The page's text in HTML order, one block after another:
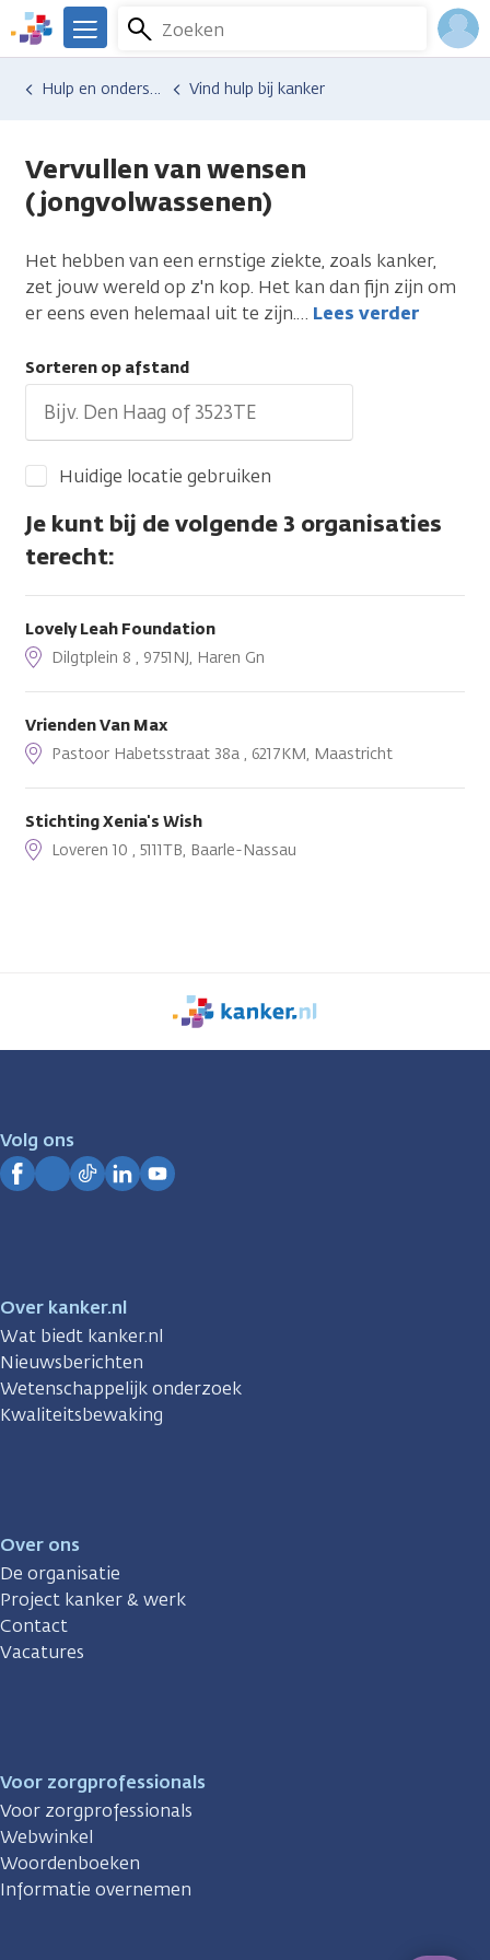
Overslaan
en
naar
We
er
Kanker.nl
Zoeken
Menu
Hulp en ondersteuning Vind hulp bij kanker
Vervullen van wensen
(jongvolwassenen)
Het hebben van een ernstige ziekte, zoals kanker,
zet jouw wereld op z'n kop. Het kan dan fijn zijn om
er eens even helemaal uit te zijn.… Lees verder
Sorteren op afstand
Huidige locatie gebruiken
Je kunt bij de volgende 3 organisaties
terecht:
Lovely Leah Foundation
Dilgtplein 8 , 9751NJ, Haren Gn
Vrienden Van Max
Pastoor Habetsstraat 38a , 6217KM, Maastricht
Stichting Xenia's Wish
Loveren 10 , 5111TB, Baarle-Nassau
We
zijn
Volg ons
Over kanker.nl
Wat biedt kanker.nl
Nieuwsberichten
Wetenschappelijk onderzoek
Kwaliteitsbewaking
Over ons
De organisatie
Project kanker & werk
Contact
Vacatures
Voor zorgprofessionals
Voor zorgprofessionals
Webwinkel
Woordenboeken
Informatie overnemen